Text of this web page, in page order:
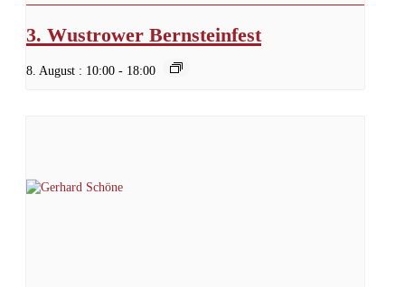
3. Wustrower Bernsteinfest
8. August : 10:00 - 18:00